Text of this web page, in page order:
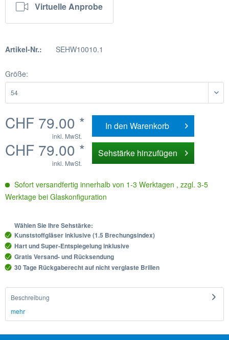
Virtuelle Anprobe
Artikel-Nr.: SEHW10010.1
Größe:
CHF 79.00 *
inkl. MwSt.
In den Warenkorb
CHF 79.00 *
inkl. MwSt.
Sehstärke hinzufügen
Sofort versandfertig innerhalb von 1-3 Werktagen , zzgl. 3-5
Werktage bei Glaskonfiguration
Wählen Sie Ihre Sehstärke:
Kunststoffgläser inklusive (1.5 Brechungsindex)
Hart und Super-Entspiegelung inklusive
Gratis Versand- und Rücksendung
30 Tage Rückgaberecht auf nicht verglaste Brillen
Beschreibung
mehr